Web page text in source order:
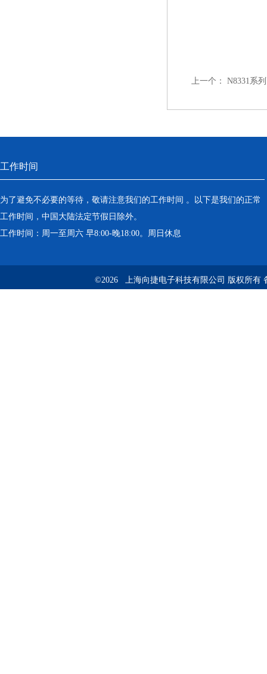
上一个： N8331系
工作时间
为了避免不必要的等待，敬请注意我们的工作时间 。以下是我们的正常
工作时间，中国大陆法定节假日除外。
工作时间：周一至周六 早8:00-晚18:00。周日休息
©2026 上海向捷电子科技有限公司 版权所有